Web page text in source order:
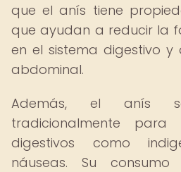
que el anís tiene
que ayudan a reducir la
en el sistema digestivo y
abdominal.
Además, el anís
tradicionalmente
digestivos como
náuseas. Su